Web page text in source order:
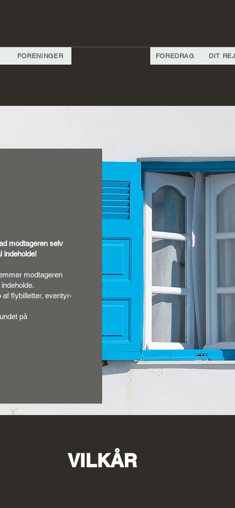
FORENINGER FOREDRAG DIT
modtageren selv
indeholde!
modtageren
flybilletter, eventyr-
på
VILKÅR